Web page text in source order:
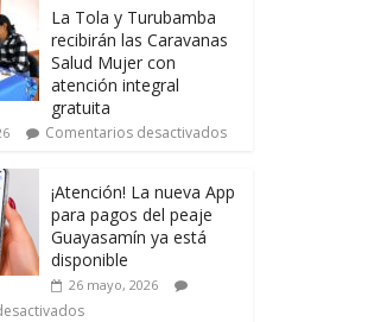
La Tola y Turubamba
recibirán las Caravanas
Salud Mujer con
atención integral
gratuita
Comentarios desactivados
¡Atención! La nueva App
para pagos del peaje
Guayasamín ya está
disponible
26 mayo, 2026